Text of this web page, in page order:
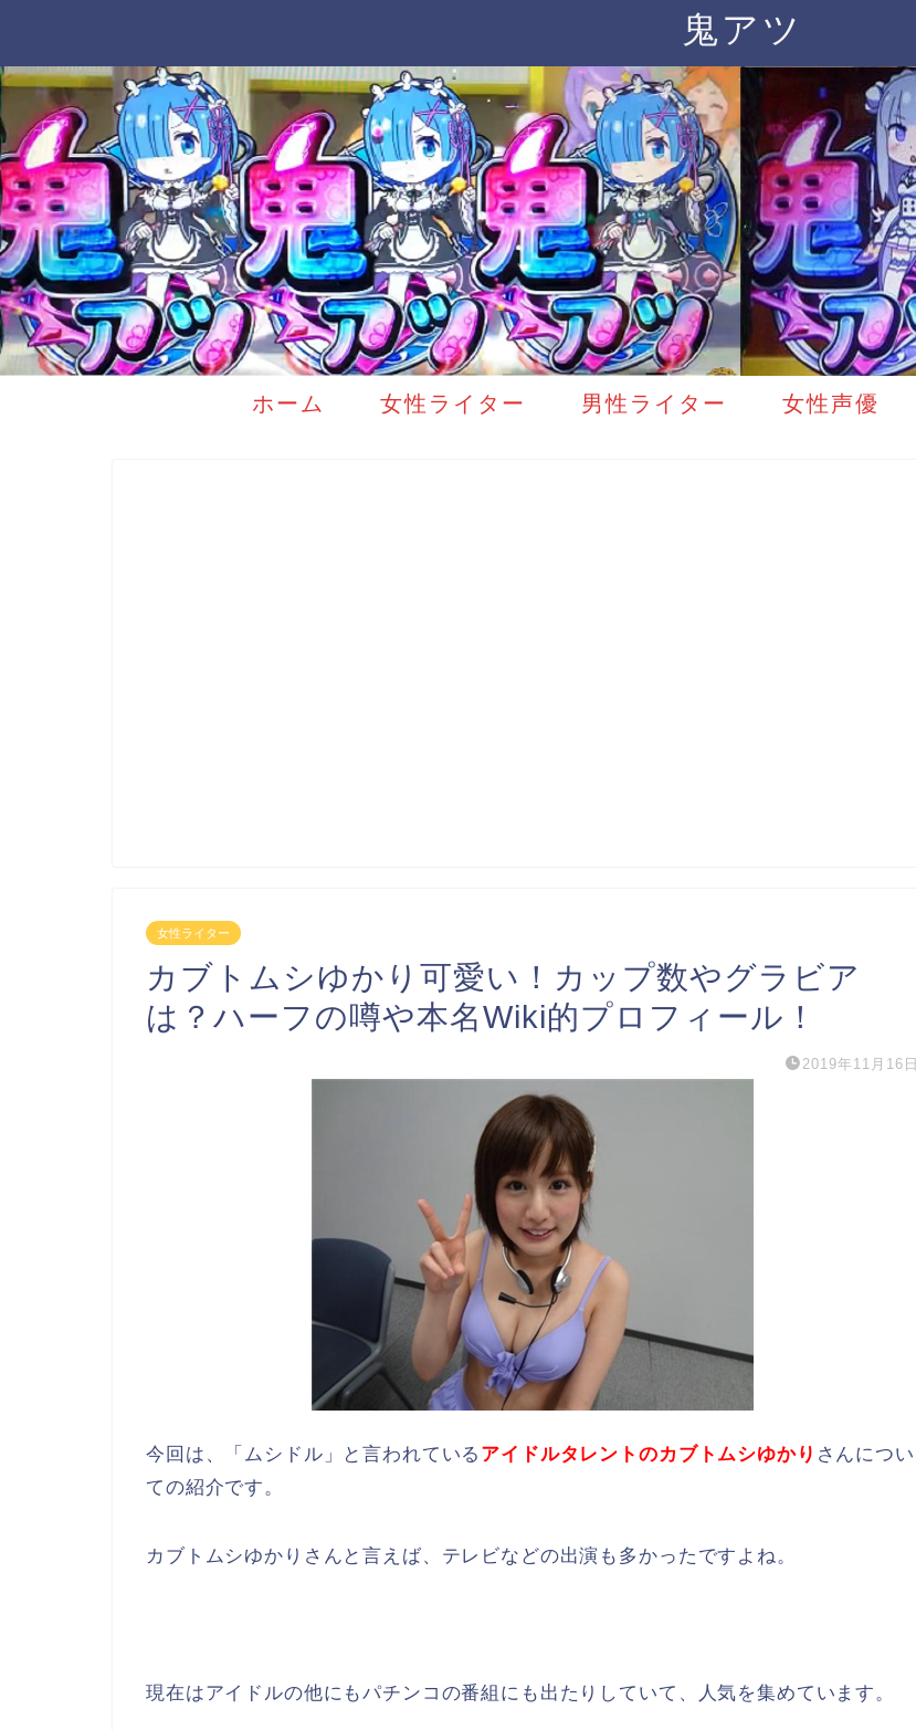
鬼アツ
ホーム 女性ライター 男性ライター 女性声優
女性ライター
カブトムシゆかり可愛い！カップ数やグラビア
は？ハーフの噂や本名Wiki的プロフィール！
2019年11月16日
今回は、「ムシドル」と言われている アイドルタレントのカブトムシゆかり さんについ
ての紹介です。
カブトムシゆかりさんと言えば、テレビなどの出演も多かったですよね。
現在はアイドルの他にもパチンコの番組にも出たりしていて、人気を集めています。